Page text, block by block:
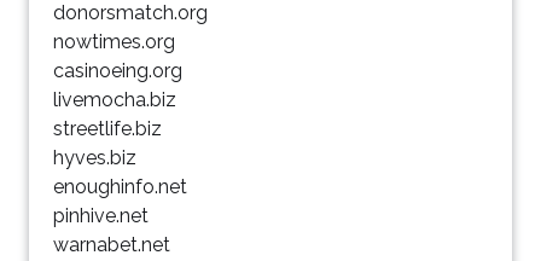
donorsmatch.org
nowtimes.org
casinoeing.org
livemocha.biz
streetlife.biz
hyves.biz
enoughinfo.net
pinhive.net
warnabet.net